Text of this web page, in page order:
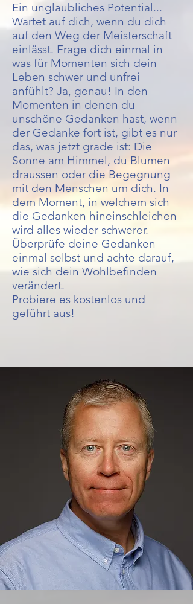
Ein unglaubliches Potential...
Wartet auf dich, wenn du dich
auf den Weg der Meisterschaft
einlässt. Frage dich einmal in
was für Momenten sich dein
Leben schwer und unfrei
anfühlt? Ja, genau! In den
Momenten in denen du
unschöne Gedanken hast, wenn
der Gedanke fort ist, gibt es nur
das, was jetzt grade ist: Die
Sonne am Himmel, du Blumen
draussen oder die Begegnung
mit den Menschen um dich. In
dem Moment, in welchem sich
die Gedanken hineinschleichen
wird alles wieder schwerer.
Überprüfe deine Gedanken
einmal selbst und achte darauf,
wie sich dein Wohlbefinden
verändert.
Probiere es kostenlos und
geführt aus!